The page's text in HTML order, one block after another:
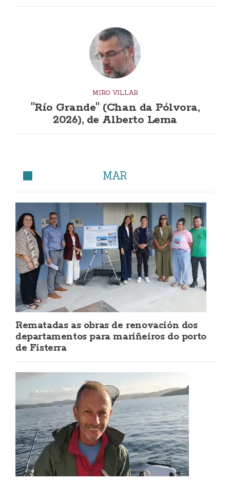
MIRO VILLAR
"Río Grande" (Chan da Pólvora,
2026), de Alberto Lema
MAR
Rematadas as obras de renovación dos
departamentos para mariñeiros do porto
de Fisterra